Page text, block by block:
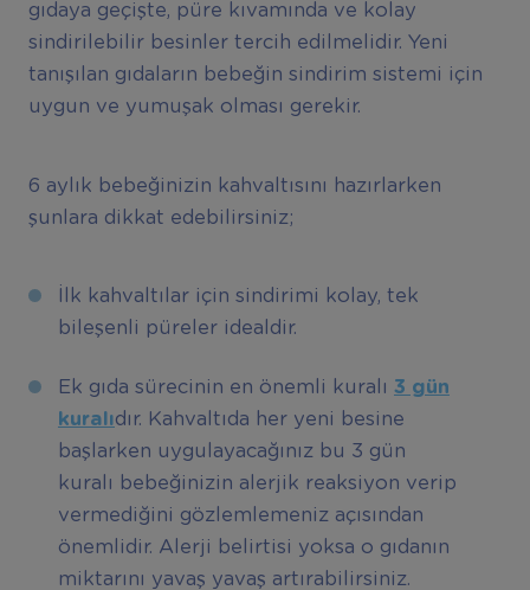
gıdaya geçişte, püre kıvamında ve kolay
sindirilebilir besinler tercih edilmelidir. Yeni
tanışılan gıdaların bebeğin sindirim sistemi için
uygun ve yumuşak olması gerekir.
6 aylık bebeğinizin kahvaltısını hazırlarken
şunlara dikkat edebilirsiniz;
İlk kahvaltılar için sindirimi kolay, tek
bileşenli püreler idealdir.
Ek gıda sürecinin en önemli kuralı 3 gün
kural ıdır. Kahvaltıda her yeni besine
başlarken uygulayacağınız bu 3 gün
kuralı bebeğinizin alerjik reaksiyon verip
vermediğini gözlemlemeniz açısından
önemlidir. Alerji belirtisi yoksa o gıdanın
miktarını yavaş yavaş artırabilirsiniz.